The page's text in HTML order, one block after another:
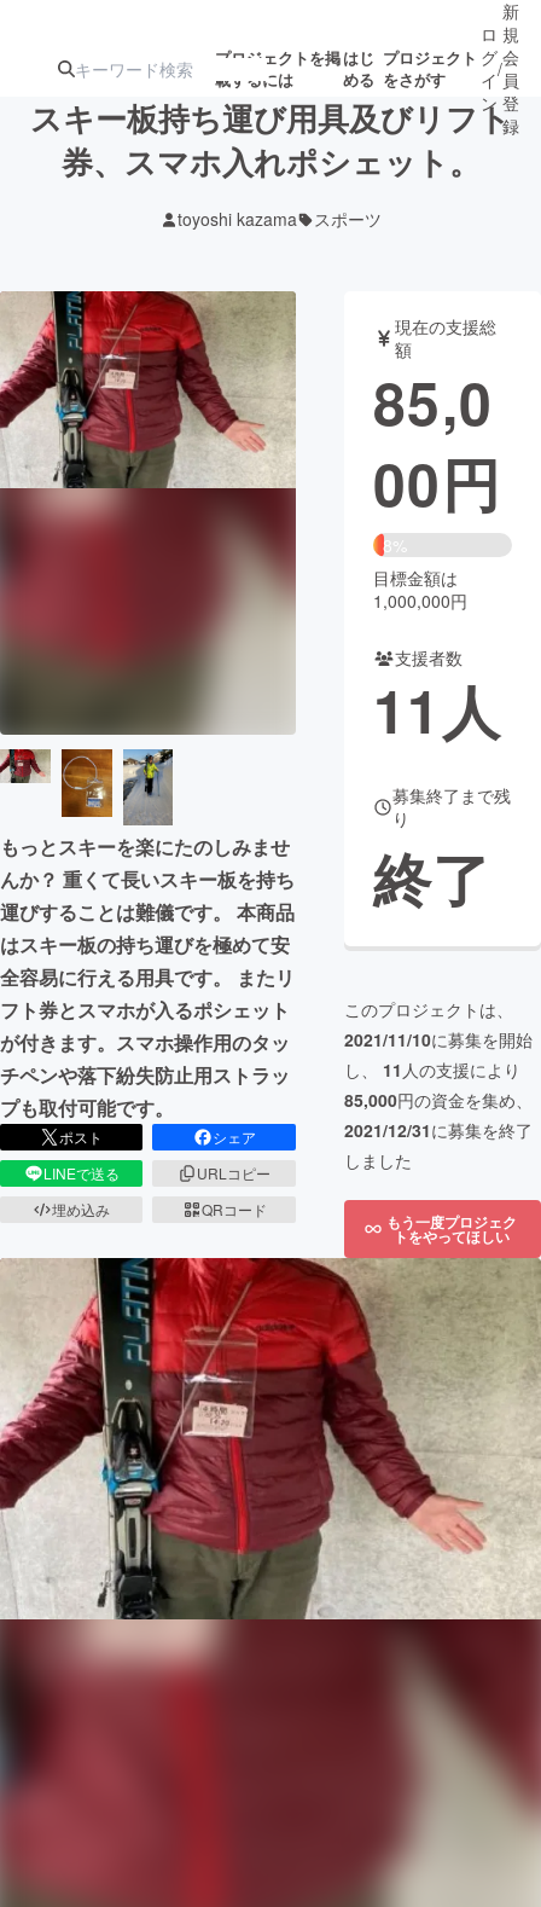
プロジェクトを掲
載するには
はじ
める
プロジェクト
をさがす
ジェクト
ロジェクト
アート・写真 音楽
テクノロジー・ガジェット ゲーム・
映像・映画 書籍・雑誌
チャレンジ
まちづくり・地域活性化
CAMPFIRE Creation
コミュニティ
ロ
グ
イ
ン
/
新
規
会
員
登
録
スキー板持ち運び用具及びリフト
券、スマホ入れポシェット。
toyoshi kazama スポーツ
もっとスキーを楽にたのしみませ
んか？ 重くて長いスキー板を持ち
運びすることは難儀です。 本商品
はスキー板の持ち運びを極めて安
全容易に行える用具です。 またリ
フト券とスマホが入るポシェット
が付きます。スマホ操作用のタッ
チペンや落下紛失防止用ストラッ
プも取付可能です。
ポスト
シェア
LINEで送る
URLコピー
埋め込み
QRコード
現在の支援総
額
85,0
00円
8%
目標金額は
1,000,000円
支援者数
11 人
募集終了まで残
り
終了
このプロジェクトは、
2021/11/10に募集を開始
し、 11 人の支援により
85,000円の資金を集め、
2021/12/31に募集を終了
しました
もう一度プロジェク
トをやってほしい